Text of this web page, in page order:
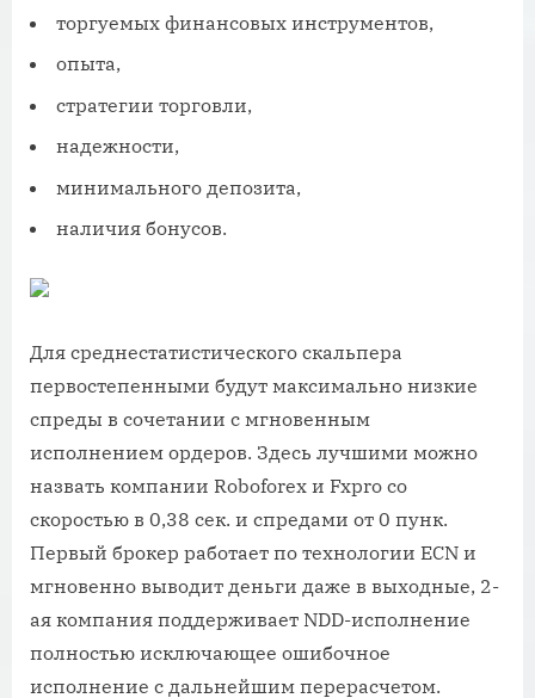
торгуемых финансовых инструментов,
опыта,
стратегии торговли,
надежности,
минимального депозита,
наличия бонусов.
Для среднестатистического скальпера
первостепенными будут максимально низкие
спреды в сочетании c мгновенным
исполнением ордеров. Здесь лучшими можно
назвать компании Roboforex и Fxpro со
скоростью в 0,38 сек. и спредами от 0 пунк.
Первый брокер работает по технологии ECN и
мгновенно выводит деньги даже в выходные, 2-
ая компания поддерживает NDD-исполнение
полностью исключающее ошибочное
исполнение с дальнейшим перерасчетом.